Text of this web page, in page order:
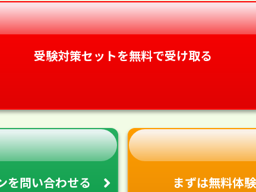
受験対策セットを無料で受け取る
を問い合わせる まずは無料体験